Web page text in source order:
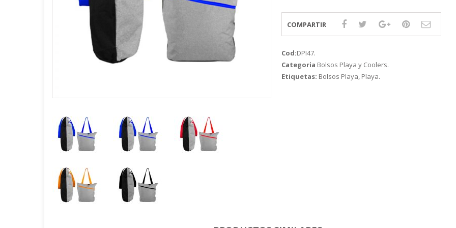
GOURMET Y BBQ
TIEMPO LIBRE Y VIAJE
ACCESORIOS AUTO
COMPARTIR
Cod:DPI47.
Categoria Bolsos Playa y Coolers.
Etiquetas: Bolsos Playa, Playa.